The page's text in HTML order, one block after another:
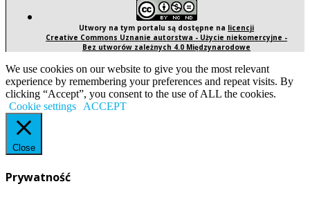
Utwory na tym portalu są dostępne na licencji
Creative Commons Uznanie autorstwa - Użycie niekomercyjne -
Bez utworów zależnych 4.0 Międzynarodowe
We use cookies on our website to give you the most relevant
experience by remembering your preferences and repeat visits. By
clicking “Accept”, you consent to the use of ALL the cookies.
Cookie settings
ACCEPT
Close
Prywatność